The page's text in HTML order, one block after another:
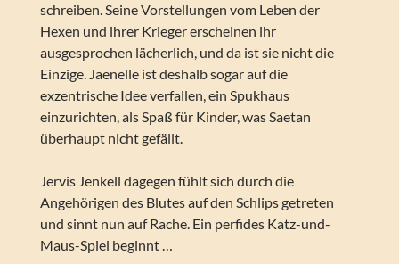
schreiben. Seine Vorstellungen vom Leben der
Hexen und ihrer Krieger erscheinen ihr
ausgesprochen lächerlich, und da ist sie nicht die
Einzige. Jaenelle ist deshalb sogar auf die
exzentrische Idee verfallen, ein Spukhaus
einzurichten, als Spaß für Kinder, was Saetan
überhaupt nicht gefällt.
Jervis Jenkell dagegen fühlt sich durch die
Angehörigen des Blutes auf den Schlips getreten
und sinnt nun auf Rache. Ein perfides Katz-und-
Maus-Spiel beginnt …